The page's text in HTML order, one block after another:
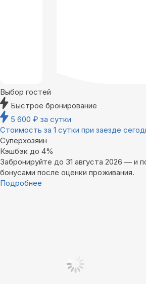
Выбор гостей
Быстрое бронирование
5 600 ₽ за сутки
Стоимость за 1 сутки при заезде
Суперхозяин
Кэшбэк до 4%
Забронируйте до 31 августа 2026 — и
бонусами после оценки проживания.
Подробнее